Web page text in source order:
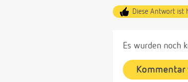
Diese Antwort ist
Es wurden noch
Kommentar